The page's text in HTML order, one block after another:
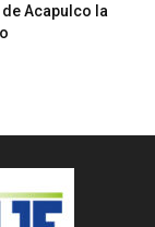
Acapulco la